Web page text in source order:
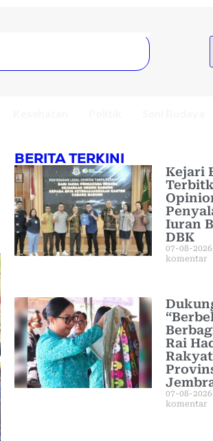
BERITA TERKINI
Kejari
Iuran
DBK
07-08-2026
komentar
Rai
07-08-2026
komentar